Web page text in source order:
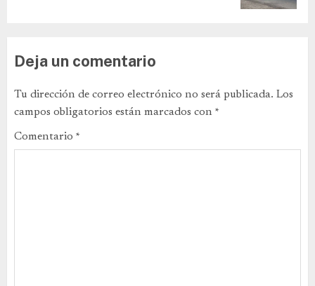
Deja un comentario
Tu dirección de correo electrónico no será publicada. Los
campos obligatorios están marcados con *
Comentario *